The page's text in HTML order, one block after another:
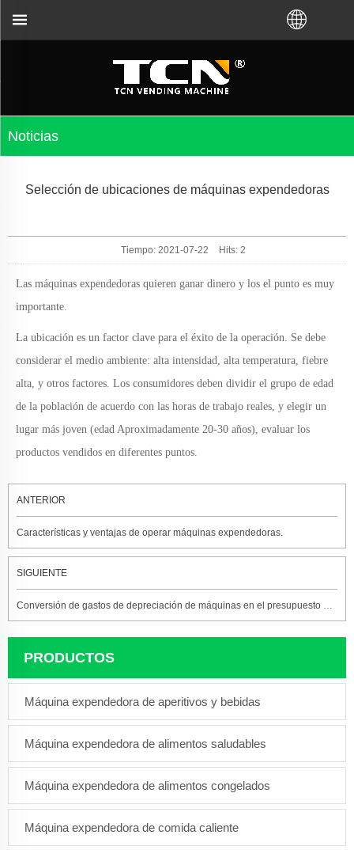
Noticias
Selección de ubicaciones de máquinas expendedoras
Tiempo: 2021-07-22 Hits: 2
Las máquinas expendedoras quieren ganar dinero y los el punto es muy
importante.
La ubicación es un factor clave para el éxito de la operación. Se debe
considerar el medio ambiente: alta intensidad, alta temperatura, fiebre
alta, y otros factores. Los consumidores deben dividir el grupo de edad
de la población de acuerdo con las horas de trabajo reales, y elegir un
lugar más joven (edad Aproximadamente 20-30 años), evaluar los
productos vendidos en diferentes puntos.
ANTERIOR
Características y ventajas de operar máquinas expendedoras.
SIGUIENTE
Conversión de gastos de depreciación de máquinas en el presupuesto de costos
PRODUCTOS
Máquina expendedora de aperitivos y bebidas
Máquina expendedora de alimentos saludables
Máquina expendedora de alimentos congelados
Máquina expendedora de comida caliente
la guía y la solución de problemas de la